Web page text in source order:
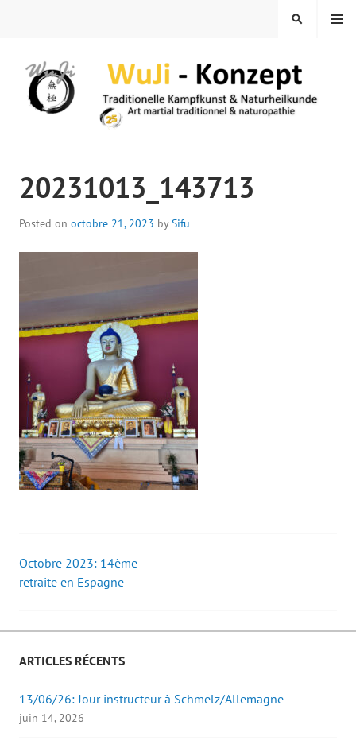
MENU
SEARCH
20231013_143713
Posted on octobre 21, 2023 bySifu
Post
Octobre 2023: 14ème
retraite en Espagne
ARTICLES RÉCENTS
13/06/26: Jour instructeur à Schmelz/Allemagne
juin 14, 2026